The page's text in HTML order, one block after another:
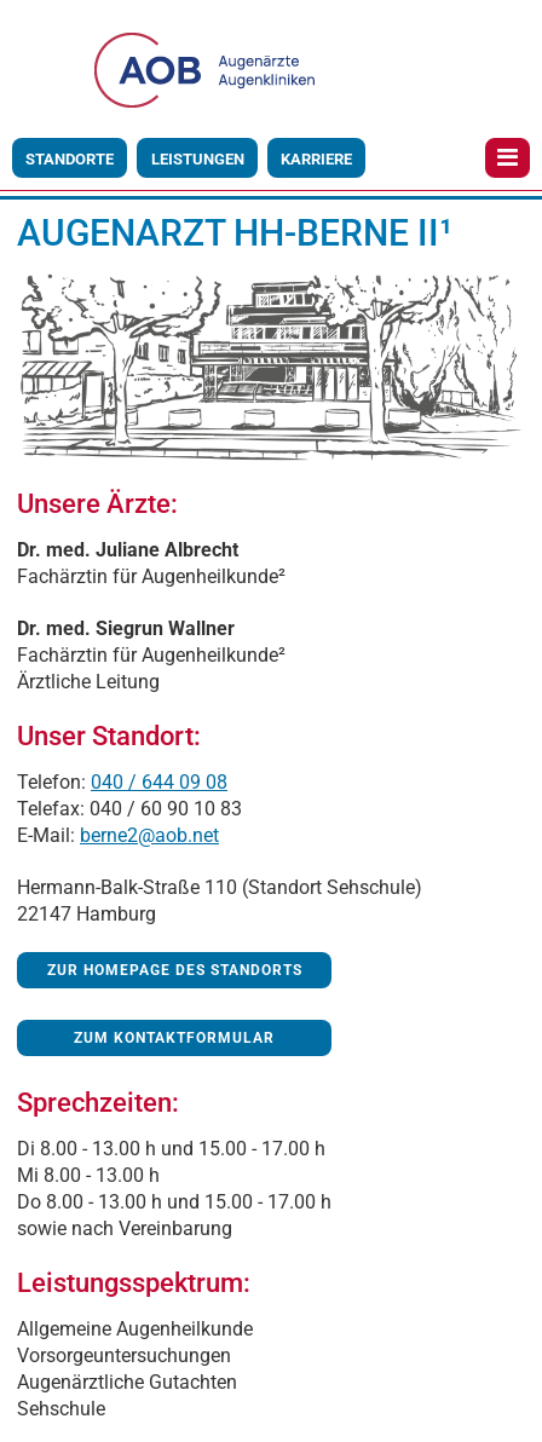
STANDORTE LEISTUNGEN KARRIERE
AUGENARZT HH-BERNE II¹
Unsere Ärzte:
Dr. med. Juliane Albrecht
Fachärztin für Augenheilkunde²
Dr. med. Siegrun Wallner
Fachärztin für Augenheilkunde²
Ärztliche Leitung
Unser Standort:
Telefon: 040 / 644 09 08
Telefax: 040 / 60 90 10 83
E-Mail: berne2@aob.net
Hermann-Balk-Straße 110 (Standort Sehschule)
22147 Hamburg
ZUR HOMEPAGE DES STANDORTS
ZUM KONTAKTFORMULAR
Sprechzeiten:
Di 8.00 - 13.00 h und 15.00 - 17.00 h
Mi 8.00 - 13.00 h
Do 8.00 - 13.00 h und 15.00 - 17.00 h
sowie nach Vereinbarung
Leistungsspektrum:
Allgemeine Augenheilkunde
Vorsorgeuntersuchungen
Augenärztliche Gutachten
Sehschule